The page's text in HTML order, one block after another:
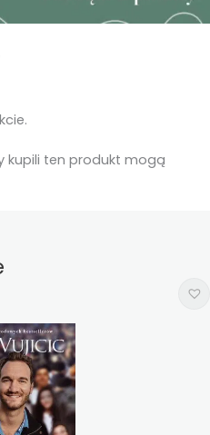
kupili ten produkt mogą